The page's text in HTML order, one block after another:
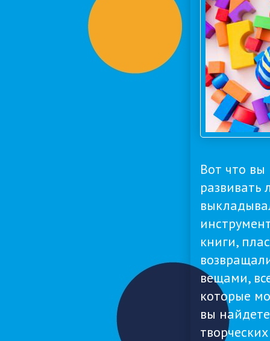
Вот что вы
развивать
книги,
вещами,
которые
вы